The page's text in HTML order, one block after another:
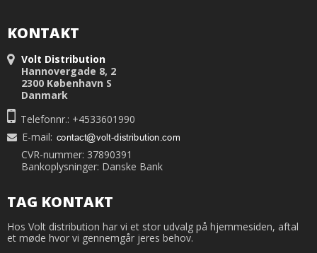
KONTAKT
Volt Distribution
Hannovergade 8, 2
2300 København S
Danmark
Telefonnr.: +4533601990
E-mail:
CVR-nummer: 37890391
Bankoplysninger: Danske Bank
TAG KONTAKT
Hos Volt distribution har vi et stor udvalg på hjemmesiden, aftal
et møde hvor vi gennemgår jeres behov.